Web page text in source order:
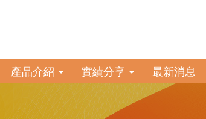
產品介紹 實績分享 最新消息